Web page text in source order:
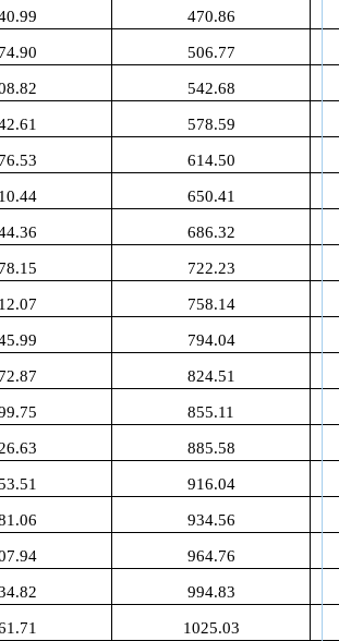
470.86
506.77
542.68
578.59
614.50
650.41
686.32
722.23
758.14
794.04
824.51
855.11
885.58
916.04
934.56
964.76
994.83
1025.03